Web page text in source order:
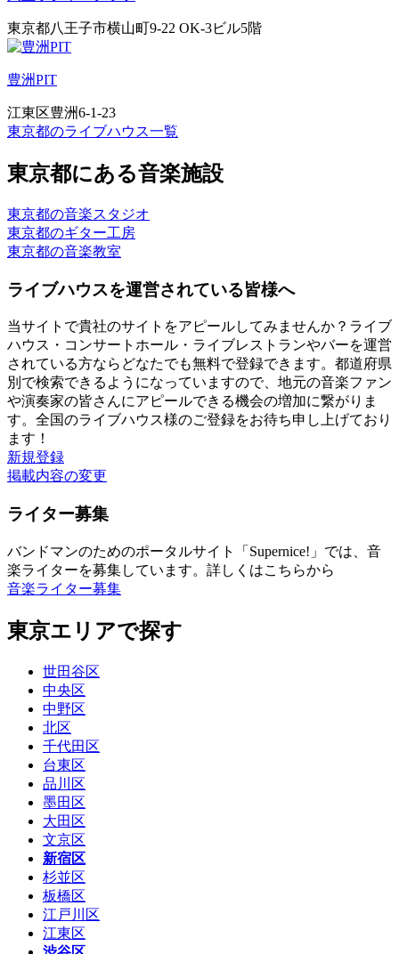
東京都八王子市横山町9-22 OK-3ビル5階
豊洲PIT
江東区豊洲6-1-23
東京都のライブハウス一覧
東京都にある音楽施設
東京都の音楽スタジオ
東京都のギター工房
東京都の音楽教室
ライブハウスを運営されている皆様へ
当サイトで貴社のサイトをアピールしてみませんか？ライブ
ハウス・コンサートホール・ライブレストランやバーを運営
されている方ならどなたでも無料で登録できます。都道府県
別で検索できるようになっていますので、地元の音楽ファン
や演奏家の皆さんにアピールできる機会の増加に繋がりま
す。全国のライブハウス様のご登録をお待ち申し上げており
ます！
新規登録
掲載内容の変更
ライター募集
バンドマンのためのポータルサイト「Supernice!」では、音
楽ライターを募集しています。詳しくはこちらから
音楽ライター募集
東京エリアで探す
世田谷区
中央区
中野区
北区
千代田区
台東区
品川区
墨田区
大田区
文京区
新宿区
杉並区
板橋区
江戸川区
江東区